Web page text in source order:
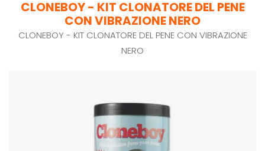
CLONEBOY - KIT CLONATORE DEL PENE
CON VIBRAZIONE NERO
CLONEBOY - KIT CLONATORE DEL PENE CON VIBRAZIONE
NERO